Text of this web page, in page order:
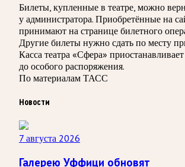
Билеты, купленные в театре, можно
у администратора. Приобретённые на
принимают на странице билетного
Другие билеты нужно сдать по месту
Касса театра «Сфера»
до особого распоряжения.
По материалам ТАСС
Новости
7 августа 2026
Галерею Уффици обновят